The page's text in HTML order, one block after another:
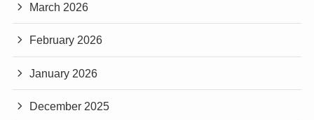
March 2026
February 2026
January 2026
December 2025